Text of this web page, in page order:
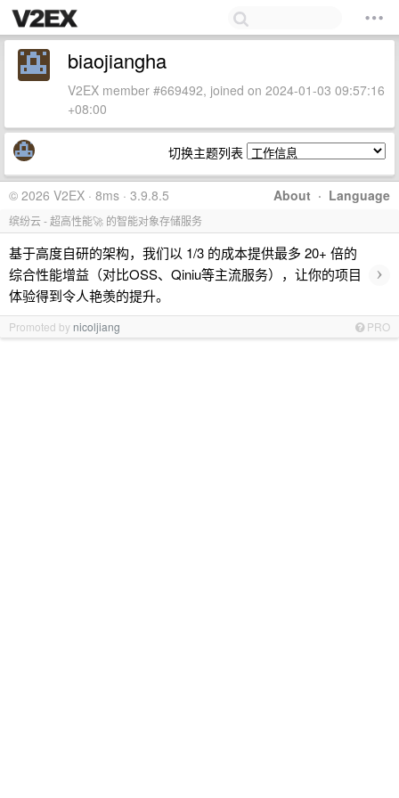
biaojiangha
V2EX member #669492, joined on 2024-01-03 09:57:16
+08:00
切换主题列表
About · Language
© 2026 V2EX · 8ms · 3.9.8.5
缤纷云 - 超高性能🚀 的智能对象存储服务
基于高度自研的架构，我们以 1/3 的成本提供最多 20+ 倍的
综合性能增益（对比OSS、Qiniu等主流服务），让你的项目
体验得到令人艳羡的提升。
›
Promoted by nicoljiang PRO